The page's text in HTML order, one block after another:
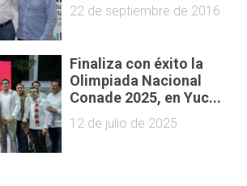
22 de septiembre de 2016
Finaliza con éxito la
Olimpiada Nacional
Conade 2025, en Yuc...
12 de julio de 2025